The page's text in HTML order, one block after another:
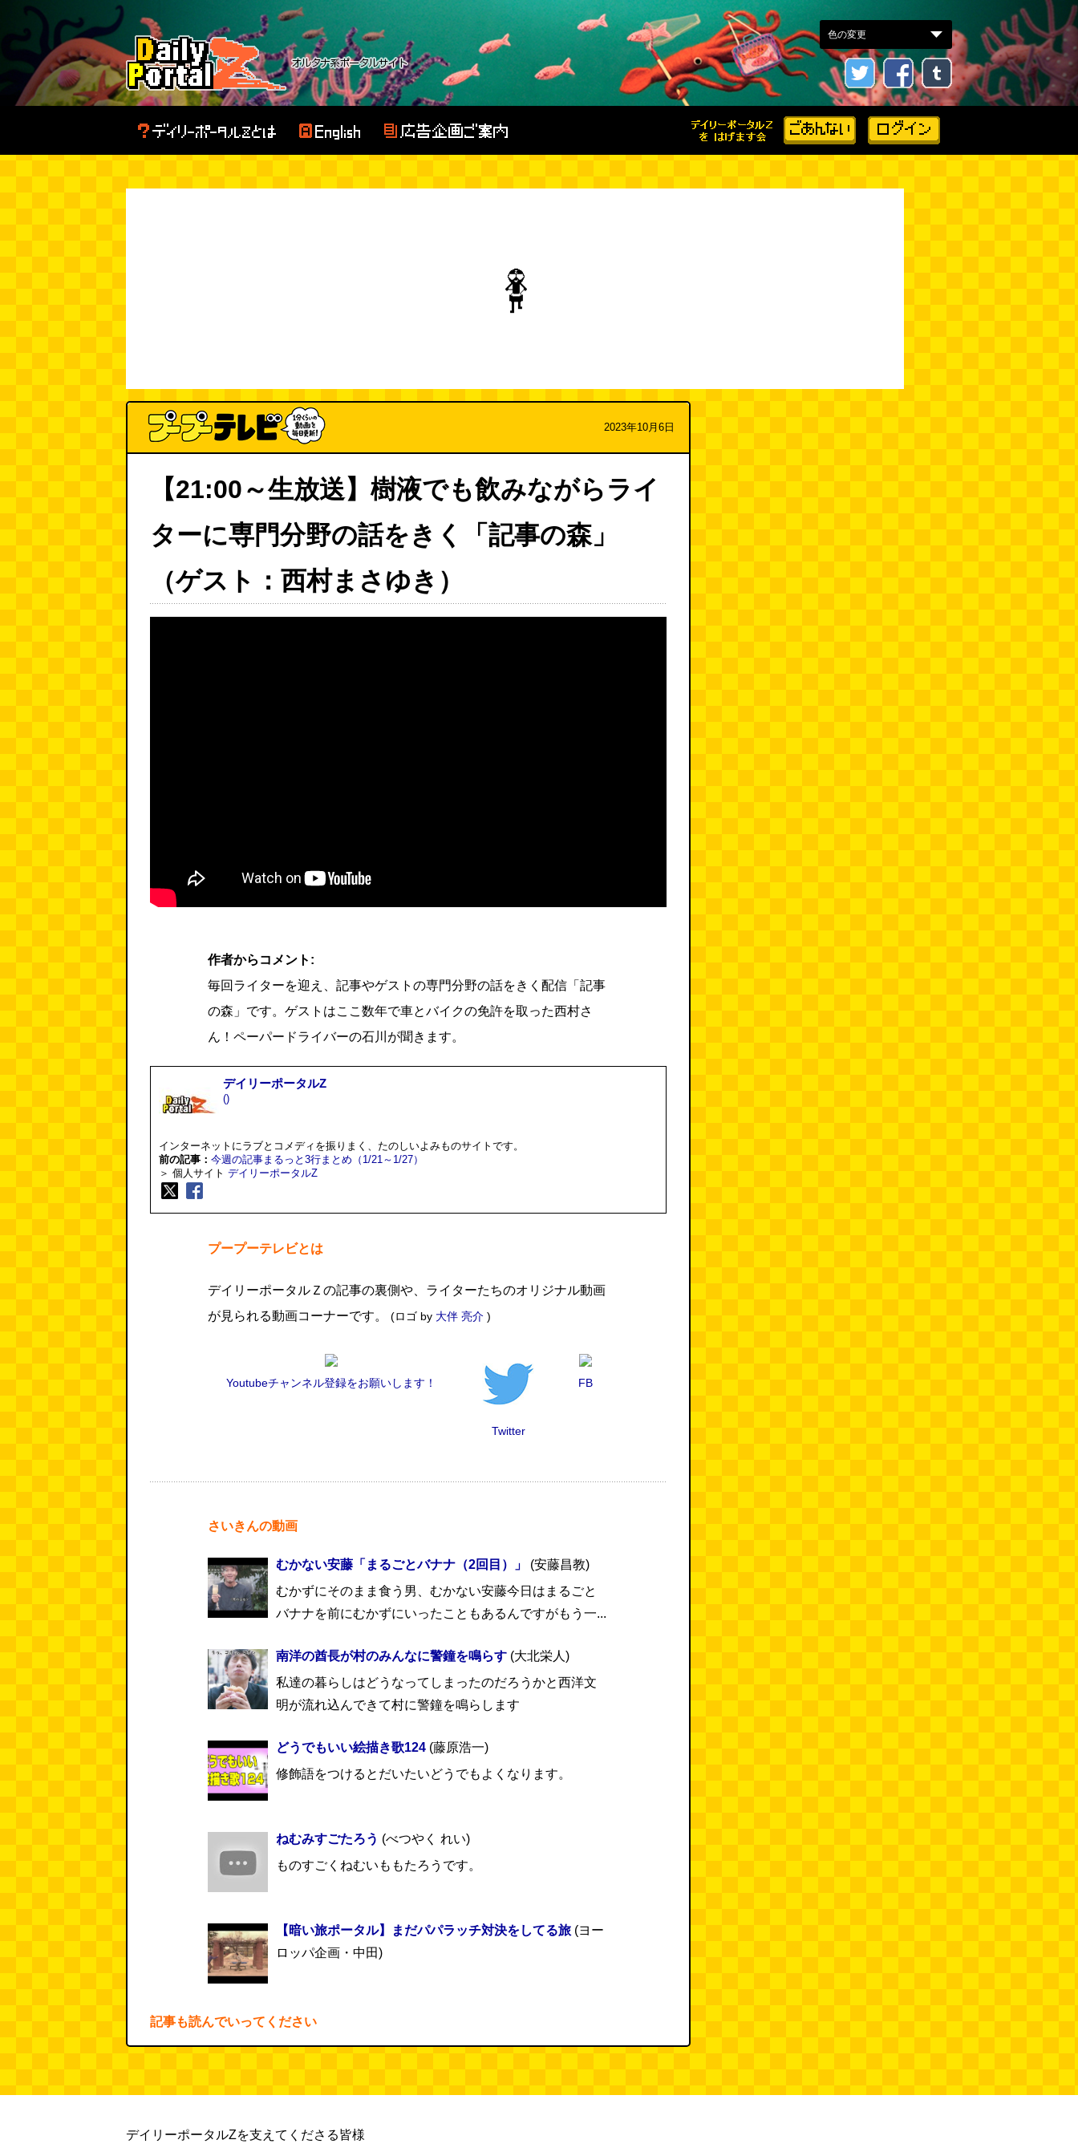
2023年10月6日
【21:00～生放送】樹液でも飲みながらライ
ターに専門分野の話をきく「記事の森」
（ゲスト：西村まさゆき）
作者からコメント:
毎回ライターを迎え、記事やゲストの専門分野の話をきく配信「記事
の森」です。ゲストはここ数年で車とバイクの免許を取った西村さ
ん！ペーパードライバーの石川が聞きます。
デイリーポータルZ
()
インターネットにラブとコメディを振りまく、たのしいよみものサイトです。
前の記事： 今週の記事まるっと3行まとめ（1/21～1/27）
＞ 個人サイト デイリーポータルZ
プープーテレビとは
デイリーポータルＺの記事の裏側や、ライターたちのオリジナル動画
が見られる動画コーナーです。 (ロゴ by 大伴 亮介 )
Youtubeチャンネル登録をお願いします！
Twitter
FB
さいきんの動画
むかない安藤「まるごとバナナ（2回目）」 (安藤昌教)
むかずにそのまま食う男、むかない安藤今日はまるごと
バナナを前にむかずにいったこともあるんですがもう一...
南洋の酋長が村のみんなに警鐘を鳴らす (大北栄人)
私達の暮らしはどうなってしまったのだろうかと西洋文
明が流れ込んできて村に警鐘を鳴らします
どうでもいい絵描き歌124 (藤原浩一)
修飾語をつけるとだいたいどうでもよくなります。
ねむみすごたろう (べつやく れい)
ものすごくねむいももたろうです。
【暗い旅ポータル】まだパパラッチ対決をしてる旅 (ヨー
ロッパ企画・中田)
記事も読んでいってください
デイリーポータルZを支えてくださる皆様